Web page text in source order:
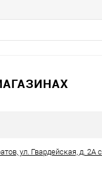
ул. Гвардейская, д. 2А с